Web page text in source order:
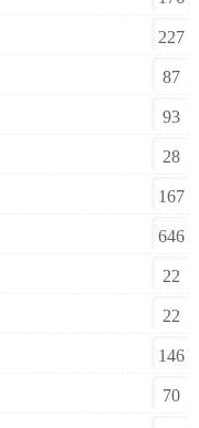
227
87
93
28
167
646
22
22
146
70